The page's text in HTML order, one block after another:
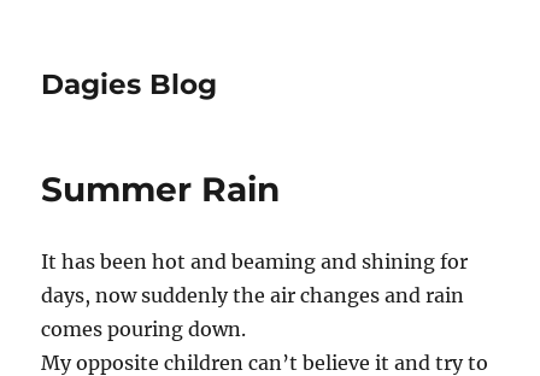
Dagies Blog
Summer Rain
It has been hot and beaming and shining for
days, now suddenly the air changes and rain
comes pouring down.
My opposite children can’t believe it and try to